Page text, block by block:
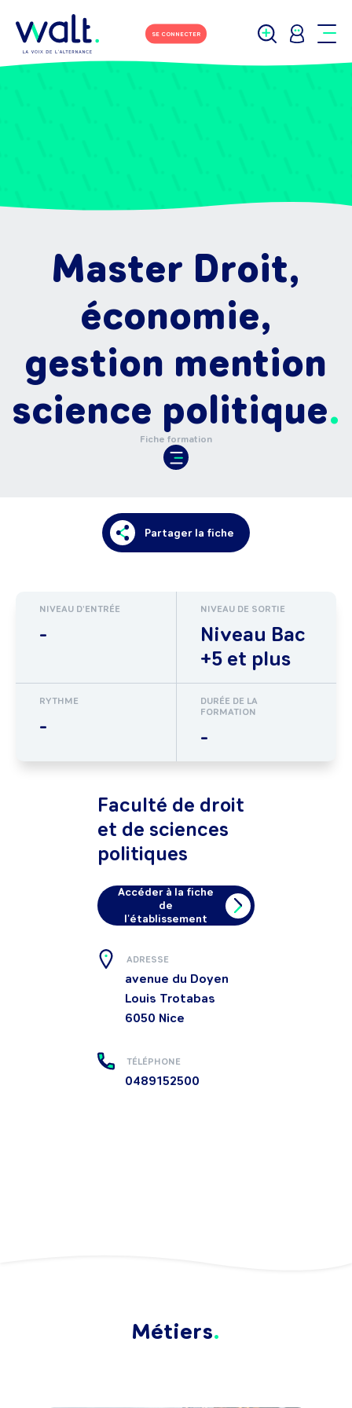
SE CONNECTER
Master Droit,
économie,
gestion mention
science politique
Fiche formation
Partager la fiche
NIVEAU D'ENTRÉE
-
NIVEAU DE SORTIE
Niveau Bac
+5 et plus
RYTHME
-
DURÉE DE LA
FORMATION
-
Faculté de droit
et de sciences
politiques
Accéder à la fiche
de
l'établissement
ADRESSE
avenue du Doyen
Louis Trotabas
6050 Nice
TÉLÉPHONE
0489152500
Métiers